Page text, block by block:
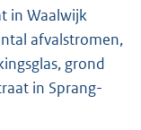
in Waalwijk
afvalstromen,
grond
in Sprang-